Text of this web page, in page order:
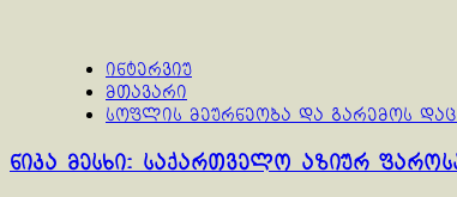
ინტერვიუ
მთავარი
სოფლის მეურნეობა და გარემოს
ნიკა მესხი: საქართველო აზიურ